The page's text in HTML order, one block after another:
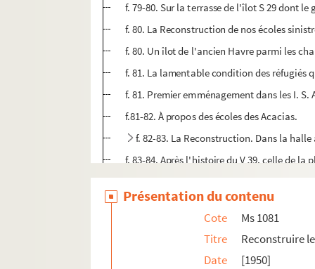
f. 79-80. Sur la terrasse de l'îlot S 29 dont
f. 80. La Reconstruction de nos écoles
f. 80. Un îlot de l'ancien Havre parmi les
f. 81. La lamentable condition des réfugiés
f. 81. Premier emménagement dans les I. S.
f.81-82. À propos des écoles des Acacias.
f. 82-83. La Reconstruction. Dans la
f. 83-84. Après l'histoire du V 39, celle de
f.84. [Photographie d'ouvriers et officiels
f. 84-85. Au Conseil Municipal.
f.85. [Photographie de l'école Jean Macé]
f. 85. La Reconstruction.
Présentation du contenu
Cote
Ms 1081
Titre
Reconstruire
Date
[1950]